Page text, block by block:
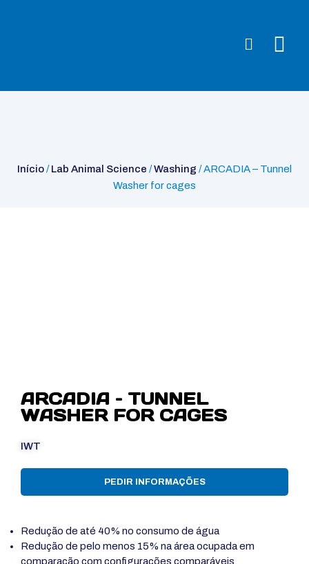
Início/Lab Animal Science /Washing / ARCADIA – Tunnel
Washer for cages
ARCADIA – TUNNEL
WASHER FOR CAGES
IWT
PEDIR INFORMAÇÕES
Redução de até 40% no consumo de água
Redução de pelo menos 15% na área ocupada em
comparação com configurações comparáveis